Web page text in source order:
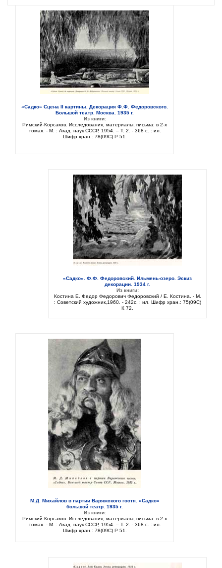
«Садко» Сцена II картины. Декорация Ф.Ф. Федоровского.
Большой театр. Москва. 1935 г.
Из книги:
Римский-Корсаков. Исследования, материалы, письма: в 2-х
томах. - М. : Акад. наук СССР, 1954. – Т. 2. - 368 с. : ил.
Шифр хран.: 78(09C) Р 51.
«Садко». Ф.Ф. Федоровский. Ильмень-озеро. Эскиз
декорации. 1934 г.
Из книги:
Костина Е. Федор Федорович Федоровский / Е. Костина. - М.
: Советский художник,1960. - 242с. : ил. Шифр хран.: 75(09C)
К 72.
М.Д. Михайлов в партии Варяжского гостя. «Садко»
большой театр. 1935 г.
Из книги:
Римский-Корсаков. Исследования, материалы, письма: в 2-х
томах. - М. : Акад. наук СССР, 1954. – Т. 2. - 368 с. : ил.
Шифр хран.: 78(09C) Р 51.